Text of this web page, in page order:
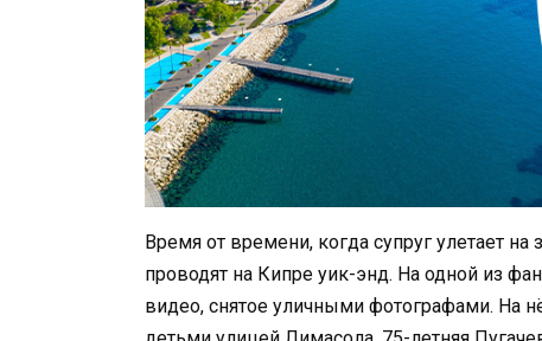
Время от времени, когда супруг улетает
проводят на Кипре уик-энд. На одной из
видео, снятое уличными фотографами. На